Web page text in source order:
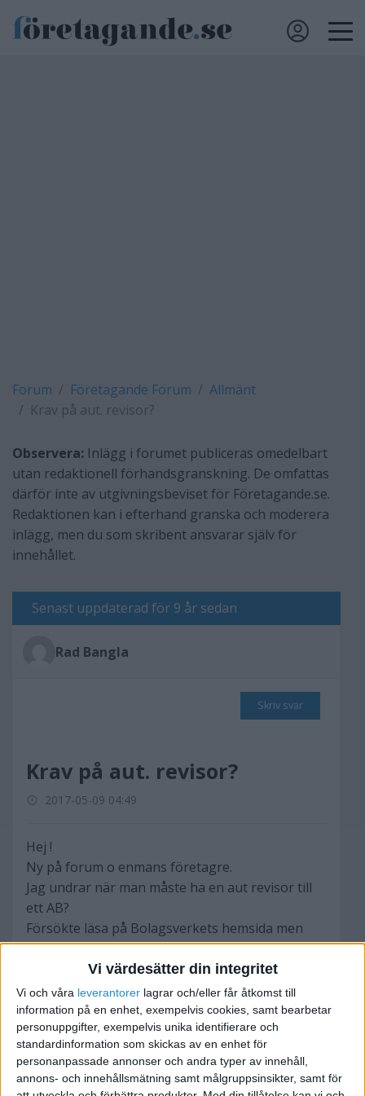
Vi värdesätter din integritet
Vi och våra leverantorer lagrar och/eller får åtkomst till
information på en enhet, exempelvis cookies, samt bearbetar
personuppgifter, exempelvis unika identifierare och
standardinformation som skickas av en enhet för
personanpassade annonser och andra typer av innehåll,
annons- och innehållsmätning samt målgruppsinsikter, samt för
Forum Företagande Forum
Allmänt
Krav på aut. revisor?
Observera: Inlägg i forumet publiceras omedelbart
utan redaktionell förhandsgranskning. De omfattas
därför inte av utgivningsbeviset för Företagande.se.
Redaktionen kan i efterhand granska och moderera
inlägg, men du som skribent ansvarar själv för
innehållet.
Senast uppdaterad för 9 år sedan
Rad Bangla
Skriv svar
Krav på aut. revisor?
2017-05-09 04:49
Hej !
Ny på forum o enmans företagre.
Jag undrar när man måste ha en aut revisor till
ett AB?
Försökte läsa på Bolagsverkets hemsida men
man blir
Inte klokare. Jag har ett AB o jag är den enda
anställda(<3).
I år passerar jag intäkterna dvs. det som jag
fakturerar för mina tjänster
3 milj(>3miljoner) o mina tillgångar i företaget är
över 1,5 milj(>1,5 miljoner).
Hittills har jag använt en aut